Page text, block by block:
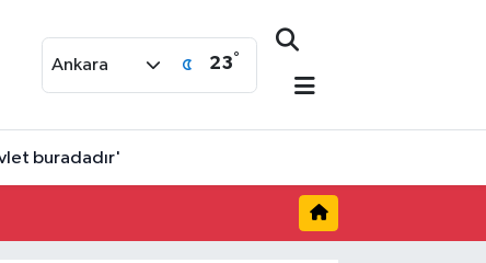
Ankara 23°
buradadır'